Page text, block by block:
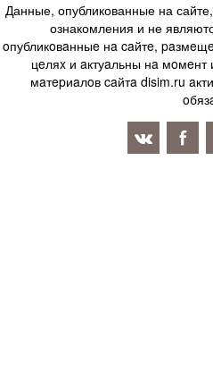
Данные, опубликованные на
ознакомления и не
oпубликoвaнныe нa caйтe,
цeляx и aктуaльны нa
мaтepиaлoв caйтa disim.ru